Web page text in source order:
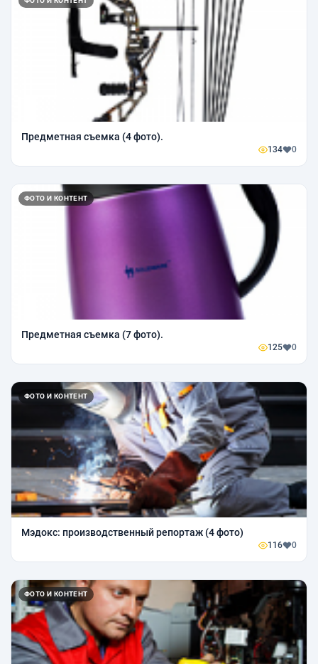
Предметная съемка (4 фото).
134 0
ФОТО И КОНТЕНТ
Предметная съемка (7 фото).
125 0
ФОТО И КОНТЕНТ
Мэдокс: производственный репортаж (4 фото)
116 0
ФОТО И КОНТЕНТ